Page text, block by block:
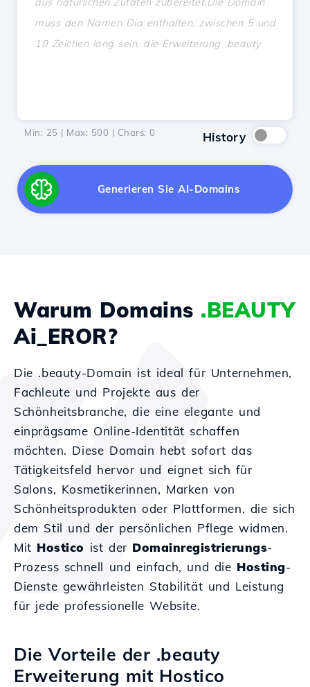
Min: 25 | Max: 500 | Chars: 0 History
Generieren Sie AI-Domains
Warum Domains .BEAUTY
Ai_EROR?
Die .beauty-Domain ist ideal für Unternehmen,
Fachleute und Projekte aus der
Schönheitsbranche, die eine elegante und
einprägsame Online-Identität schaffen
möchten. Diese Domain hebt sofort das
Tätigkeitsfeld hervor und eignet sich für
Salons, Kosmetikerinnen, Marken von
Schönheitsprodukten oder Plattformen, die sich
dem Stil und der persönlichen Pflege widmen.
Mit Hostico ist der Domainregistrierungs-
Prozess schnell und einfach, und die Hosting-
Dienste gewährleisten Stabilität und Leistung
für jede professionelle Website.
Die Vorteile der .beauty
Erweiterung mit Hostico